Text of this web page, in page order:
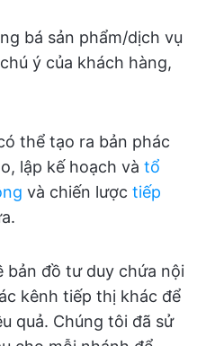
bá sản phẩm/dịch vụ
ý của khách hàng,
thể tạo ra bản phác
lập kế hoạch và tổ
và chiến lược tiếp
bản đồ tư duy chứa nội
kênh tiếp thị khác để
quả. Chúng tôi đã sử